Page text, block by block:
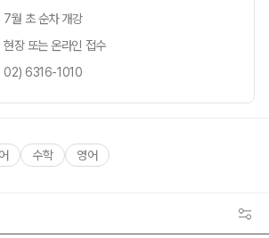
7월 초 순차 개강
현장 또는 온라인 접수
02) 6316-1010
수학 영어